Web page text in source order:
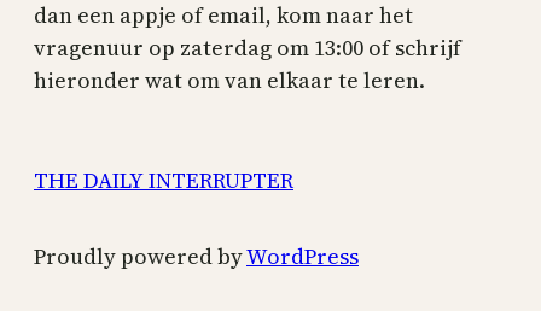
dan een appje of email, kom naar het
vragenuur op zaterdag om 13:00 of schrijf
hieronder wat om van elkaar te leren.
THE DAILY INTERRUPTER
Proudly powered byWordPress